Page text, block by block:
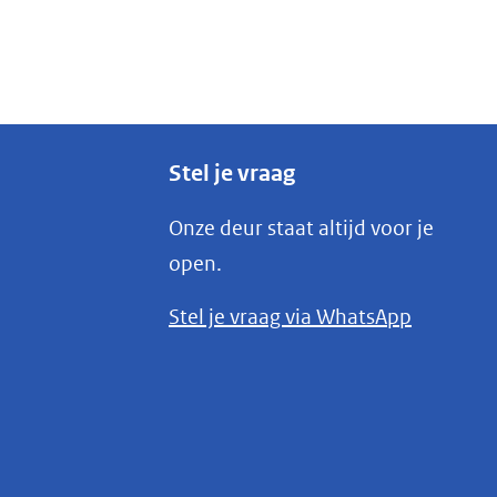
Stel je vraag
Onze deur staat altijd voor je
open.
Stel je vraag via WhatsApp